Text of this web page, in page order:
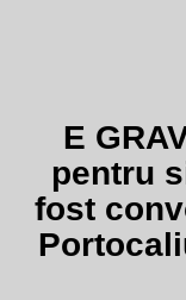
E
pentru
fost